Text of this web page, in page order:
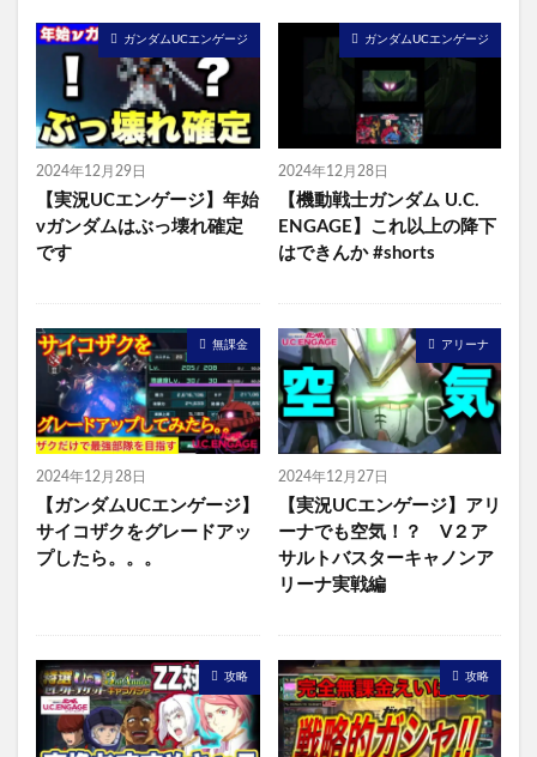
ガンダムUCエンゲージ
2024年12月29日
【実況UCエンゲージ】年始
νガンダムはぶっ壊れ確定
です
ガンダムUCエンゲージ
2024年12月28日
【機動戦士ガンダム U.C.
ENGAGE】これ以上の降下
はできんか #shorts
無課金
2024年12月28日
【ガンダムUCエンゲージ】
サイコザクをグレードアッ
プしたら。。。
アリーナ
2024年12月27日
【実況UCエンゲージ】アリ
ーナでも空気！？ V２ア
サルトバスターキャノンア
リーナ実戦編
攻略 攻略